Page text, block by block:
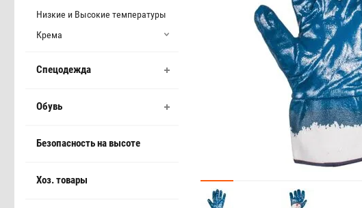
Низкие и Высокие температуры
Крема
Спецодежда
Обувь
Безопасность на высоте
Хоз. товары